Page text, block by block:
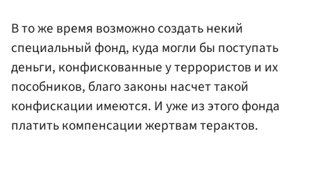
В то же время возможно создать некий
специальный фонд, куда могли бы поступать
деньги, конфискованные у террористов и их
пособников, благо законы насчет такой
конфискации имеются. И уже из этого фонда
платить компенсации жертвам терактов.